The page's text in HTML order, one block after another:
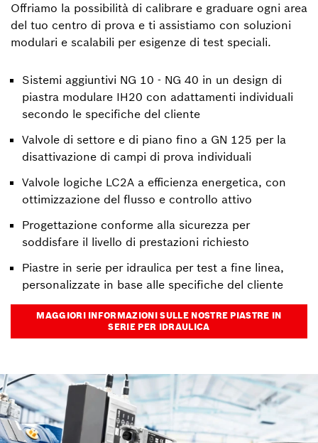
Offriamo la possibilità di calibrare e graduare ogni area
del tuo centro di prova e ti assistiamo con soluzioni
modulari e scalabili per esigenze di test speciali.
Sistemi aggiuntivi NG 10 - NG 40 in un design di
piastra modulare IH20 con adattamenti individuali
secondo le specifiche del cliente
Valvole di settore e di piano fino a GN 125 per la
disattivazione di campi di prova individuali
Valvole logiche LC2A a efficienza energetica, con
ottimizzazione del flusso e controllo attivo
Progettazione conforme alla sicurezza per
soddisfare il livello di prestazioni richiesto
Piastre in serie per idraulica per test a fine linea,
personalizzate in base alle specifiche del cliente
MAGGIORI INFORMAZIONI SULLE NOSTRE PIASTRE IN
SERIE PER IDRAULICA